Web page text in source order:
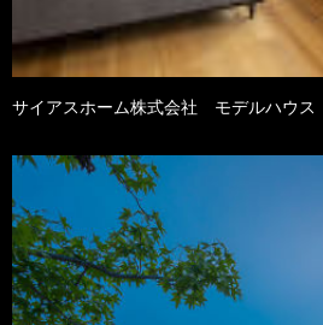
サイアスホーム株式会社 モデルハウス